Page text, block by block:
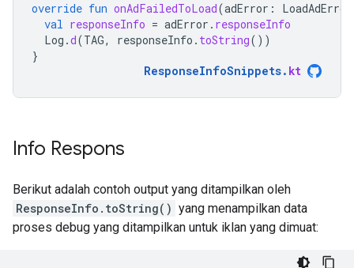
override fun onAdFailedToLoad(adError : LoadAdError
val responseInfo = adError . responseInfo
Log .d(TAG, responseInfo . toString())
}
ResponseInfoSnippets. kt
Info Respons
Berikut adalah contoh output yang ditampilkan oleh
ResponseInfo.toString() yang menampilkan data
proses debug yang ditampilkan untuk iklan yang dimuat: